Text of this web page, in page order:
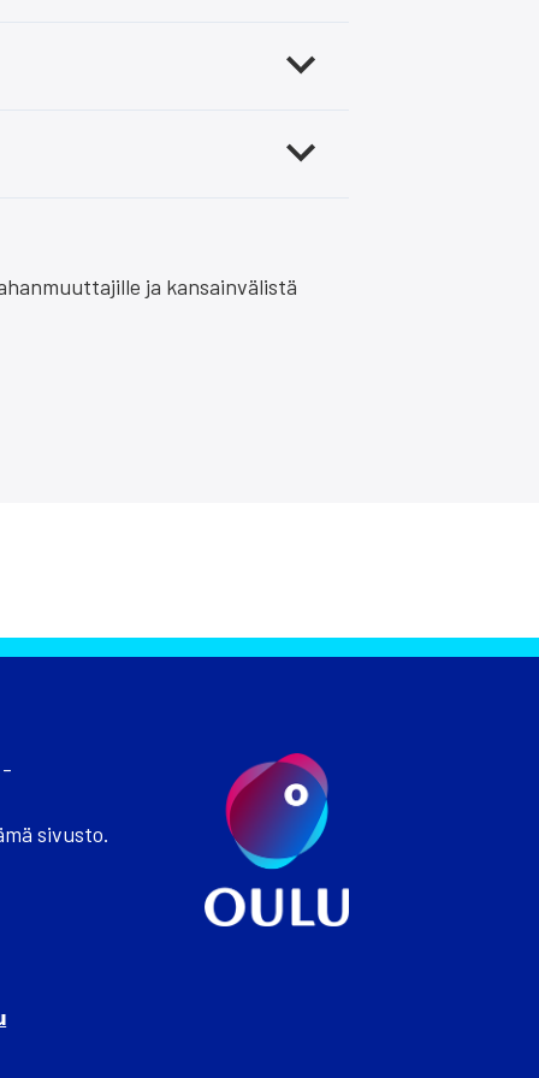
Miten kukaan voi pyöräillä töihin
Onko Oulussa lunta?
ja kan­sain­vä­lis­tä
sivusto.